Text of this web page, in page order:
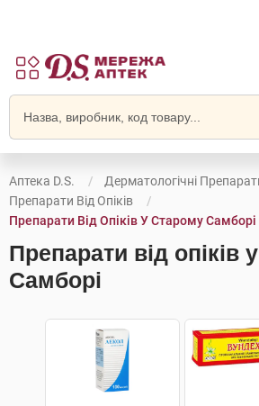
Аптека D.S.
Дерматологічні
Препарати Від Опіків
Препарати Від Опіків У Старому Самборі
Препарати від опіків
Самборі